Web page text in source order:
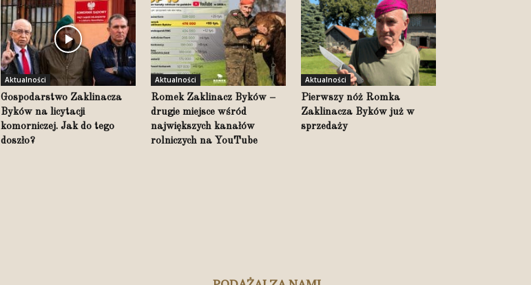
Aktualności
Gospodarstwo Zaklinacza
Byków na licytacji
komorniczej. Jak do tego
doszło?
Aktualności
Romek Zaklinacz Byków –
drugie miejsce wśród
największych kanałów
rolniczych na YouTube
Aktualności
Pierwszy nóż Romka
Zaklinacza Byków już w
sprzedaży